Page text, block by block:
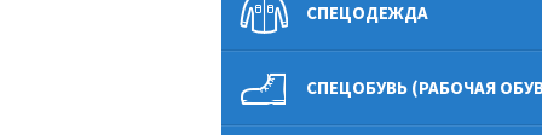
СПЕЦОДЕЖДА
СПЕЦОБУВЬ (РАБОЧАЯ